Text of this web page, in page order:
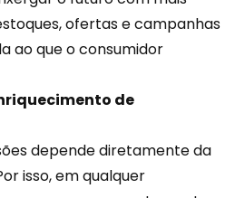
ofertas e campanhas
ao que o consumidor
de
depende diretamente da
isso, em qualquer